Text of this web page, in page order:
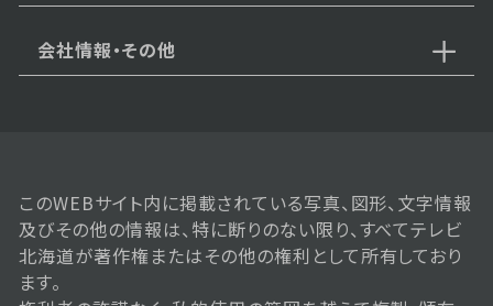
会社情報・その他
このWEBサイト内に掲載されている写真、図形、文字情報
及びその他の情報は、特に断りのない限り、すべてテレビ
北海道が著作権またはその他の権利として所有しており
ます。